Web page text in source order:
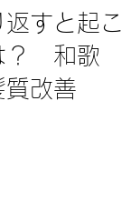
すと起こ
？ 和歌
改善